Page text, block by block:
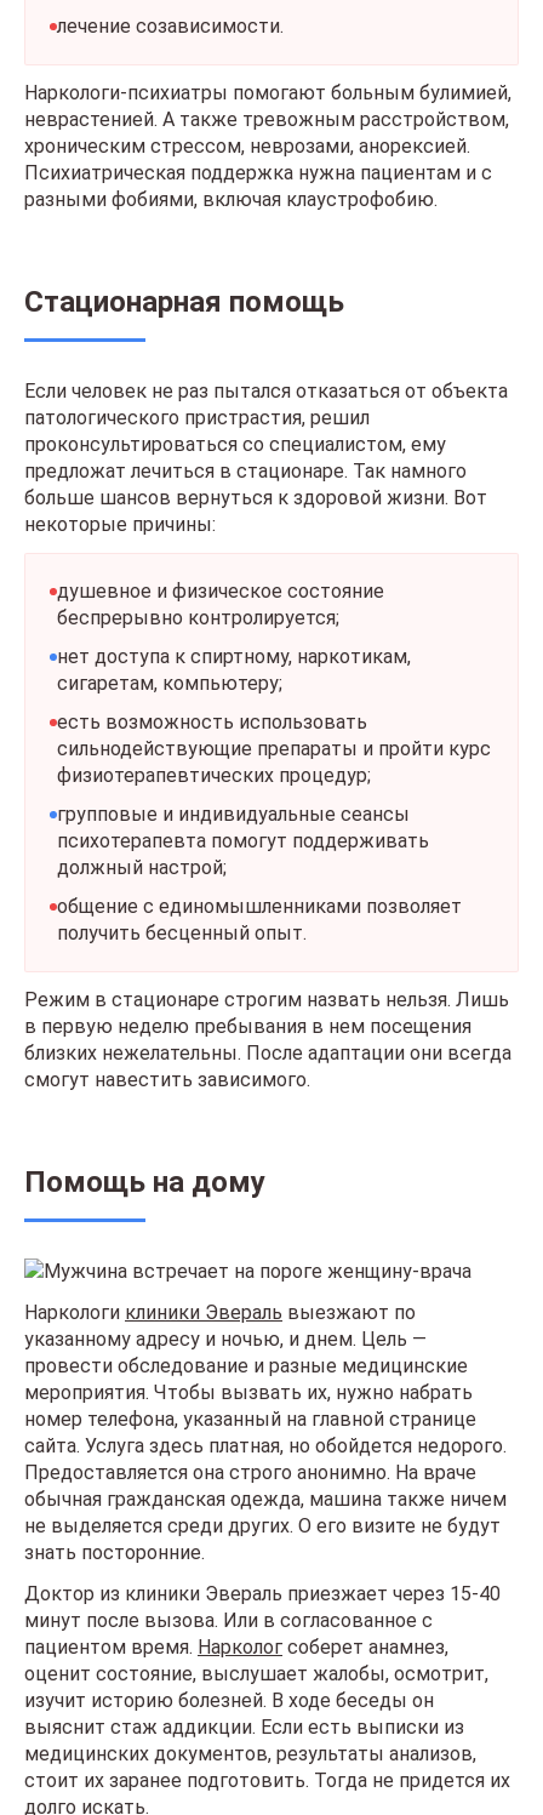
лечение созависимости.
Наркологи-психиатры помогают больным булимией,
неврастенией. А также тревожным расстройством,
хроническим стрессом, неврозами, анорексией.
Психиатрическая поддержка нужна пациентам и с
разными фобиями, включая клаустрофобию.
Стационарная помощь
Если человек не раз пытался отказаться от объекта
патологического пристрастия, решил
проконсультироваться со специалистом, ему
предложат лечиться в стационаре. Так намного
больше шансов вернуться к здоровой жизни. Вот
некоторые причины:
душевное и физическое состояние
беспрерывно контролируется;
нет доступа к спиртному, наркотикам,
сигаретам, компьютеру;
есть возможность использовать
сильнодействующие препараты и пройти курс
физиотерапевтических процедур;
групповые и индивидуальные сеансы
психотерапевта помогут поддерживать
должный настрой;
общение с единомышленниками позволяет
получить бесценный опыт.
Режим в стационаре строгим назвать нельзя. Лишь
в первую неделю пребывания в нем посещения
близких нежелательны. После адаптации они всегда
смогут навестить зависимого.
Помощь на дому
Наркологи клиники Эвераль выезжают по
указанному адресу и ночью, и днем. Цель —
провести обследование и разные медицинские
мероприятия. Чтобы вызвать их, нужно набрать
номер телефона, указанный на главной странице
сайта. Услуга здесь платная, но обойдется недорого.
Предоставляется она строго анонимно. На враче
обычная гражданская одежда, машина также ничем
не выделяется среди других. О его визите не будут
знать посторонние.
Доктор из клиники Эвераль приезжает через 15-40
минут после вызова. Или в согласованное с
пациентом время. Нарколог соберет анамнез,
оценит состояние, выслушает жалобы, осмотрит,
изучит историю болезней. В ходе беседы он
выяснит стаж аддикции. Если есть выписки из
медицинских документов, результаты анализов,
стоит их заранее подготовить. Тогда не придется их
долго искать.